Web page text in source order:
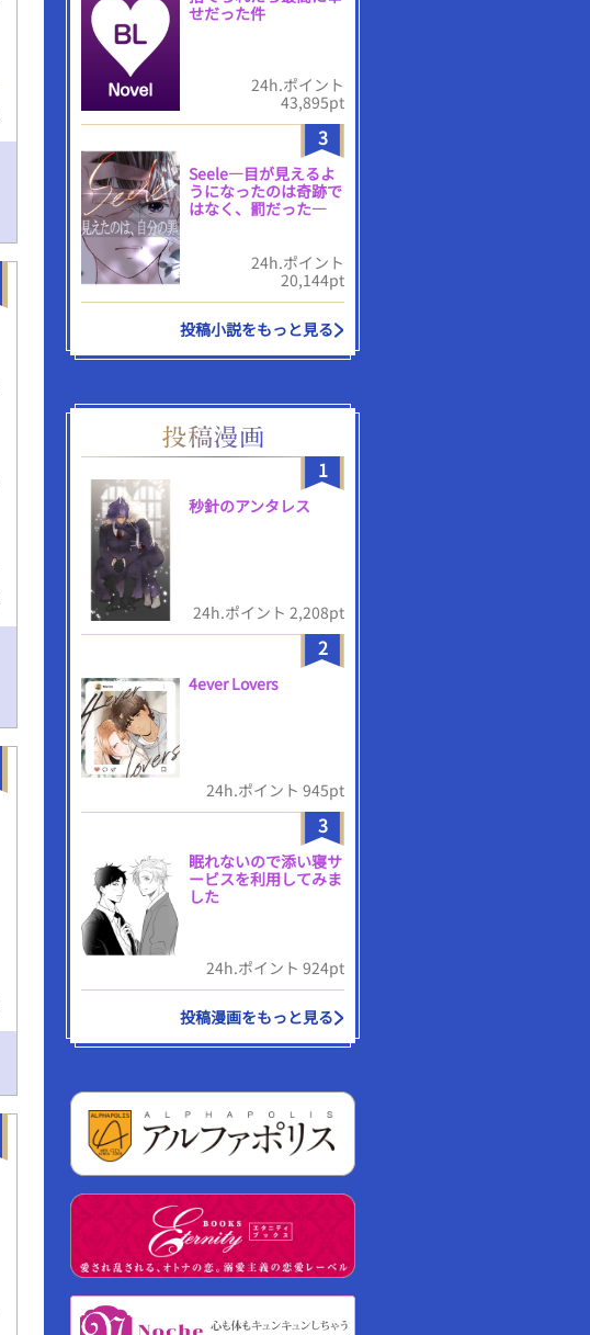
せだった件
24h.ポイント
43,895pt
3
Seele―目が見えるよ
うになったのは奇跡で
はなく、罰だった―
24h.ポイント
20,144pt
投稿小説をもっと見る
1
秒針のアンタレス
24h.ポイント 2,208pt
2
4ever Lovers
24h.ポイント 945pt
3
眠れないので添い寝サ
ービスを利用してみま
した
24h.ポイント 924pt
投稿漫画をもっと見る